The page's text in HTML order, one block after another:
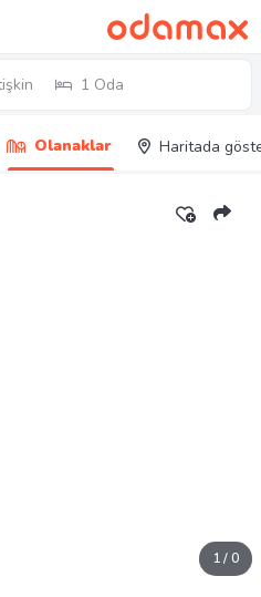
1 Oda
Olanaklar Haritada
1/0